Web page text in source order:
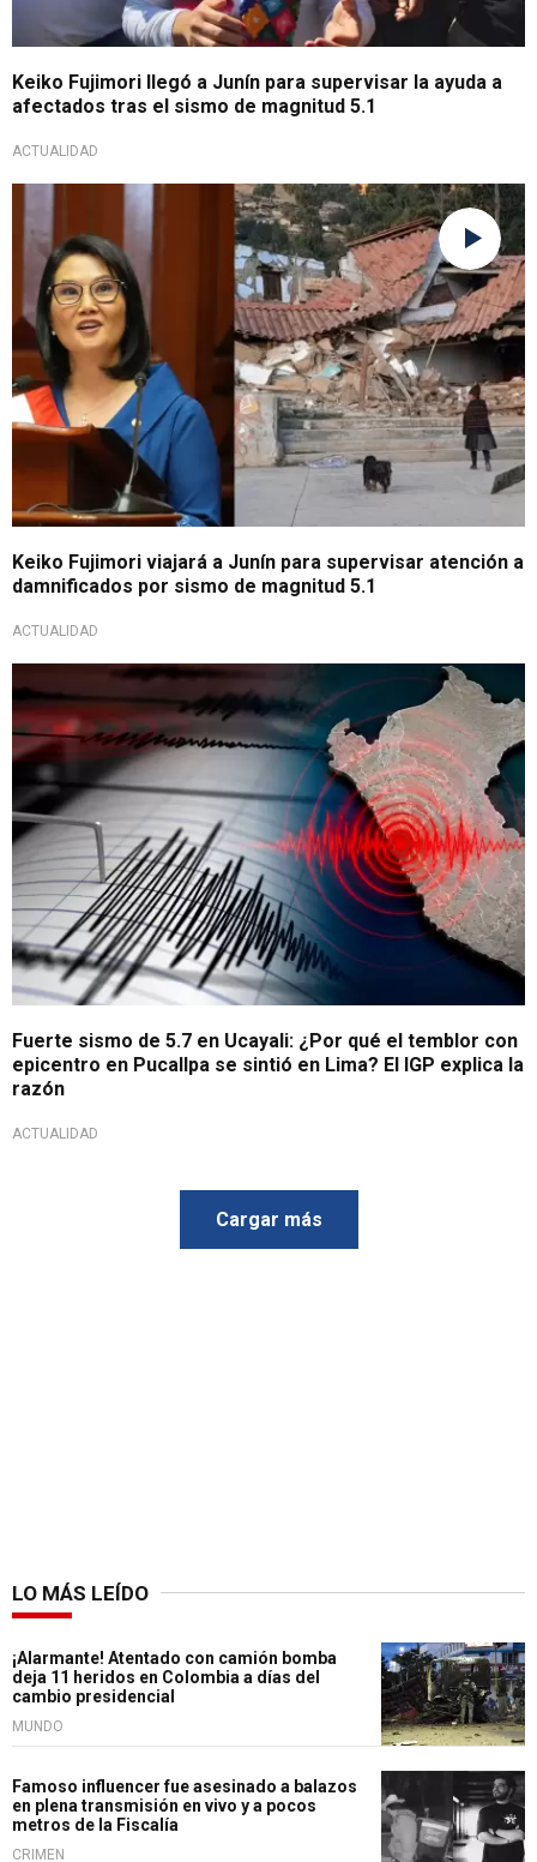
Keiko Fujimori llegó a Junín para supervisar la ayuda a
afectados tras el sismo de magnitud 5.1
ACTUALIDAD
Primer viaje al mando
Keiko Fujimori viajará a Junín para supervisar atención a
damnificados por sismo de magnitud 5.1
ACTUALIDAD
Perú no deja de temblar
Fuerte sismo de 5.7 en Ucayali: ¿Por qué el temblor con
epicentro en Pucallpa se sintió en Lima? El IGP explica la
razón
ACTUALIDAD
Cargar más
LO MÁS LEÍDO
¡Alarmante! Atentado con camión bomba
deja 11 heridos en Colombia a días del
cambio presidencial
MUNDO
Famoso influencer fue asesinado a balazos
en plena transmisión en vivo y a pocos
metros de la Fiscalía
CRIMEN